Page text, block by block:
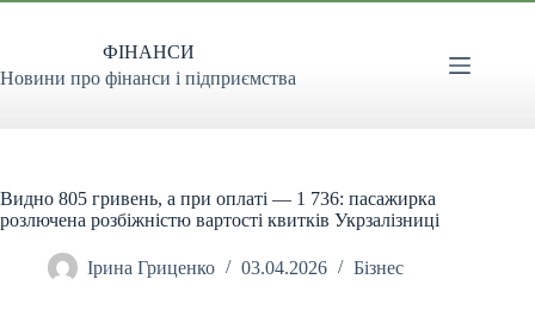
Перейти
ФІНАНСИ
Новини про фінанси і підприємства
Видно 805 гривень, а при оплаті — 1 736: пасажирка
розлючена розбіжністю вартості квитків Укрзалізниці
Ірина Гриценко 03.04.2026 Бізнес